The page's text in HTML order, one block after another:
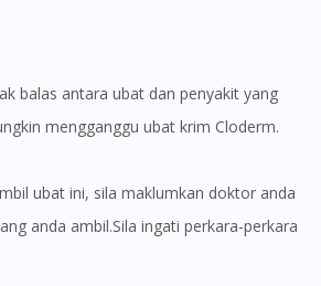
DoctorOnCall Singapore
do not redirect me
mengganggu ubat krim Cloderm.
anda ambil.Sila ingati perkara-perkara